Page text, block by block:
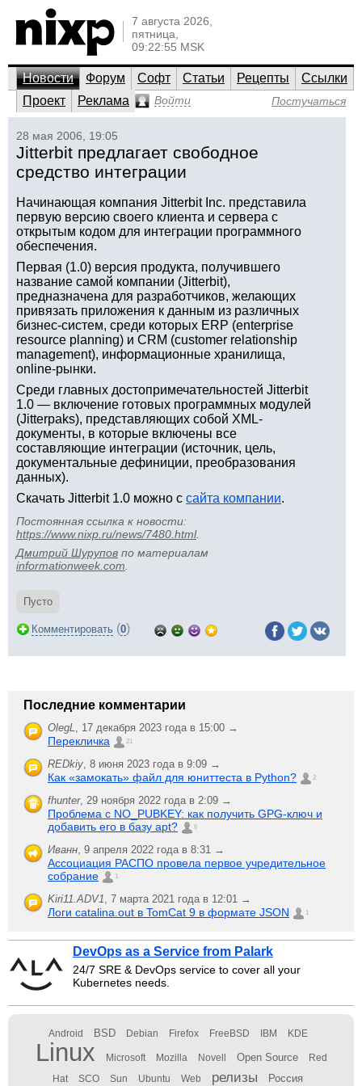
7 августа 2026,
пятница,
09:22:55 MSK
Новости Форум Софт Статьи Рецепты
Ссылки
Проект
Реклама Войти Постучаться
28 мая 2006, 19:05
Jitterbit предлагает свободное
средство интеграции
Начинающая компания Jitterbit Inc. представила
первую версию своего клиента и сервера с
открытым кодом для интеграции программного
обеспечения.
Первая (1.0) версия продукта, получившего
название самой компании (Jitterbit),
предназначена для разработчиков, желающих
привязать приложения к данным из различных
бизнес-систем, среди которых ERP (enterprise
resource planning) и CRM (customer relationship
management), информационные хранилища,
online-рынки.
Среди главных достопримечательностей Jitterbit
1.0 — включение готовых программных модулей
(Jitterpaks), представляющих собой XML-
документы, в которые включены все
составляющие интеграции (источник, цель,
документальные дефиниции, преобразования
данных).
Скачать Jitterbit 1.0 можно с сайта компании.
Постоянная ссылка к новости:
https://www.nixp.ru/news/7480.html.
Дмитрий Шурупов по материалам
informationweek.com
Пусто
Комментировать (0)
Последние комментарии
OlegL, 17 декабря 2023 года в 15:00 →
Перекличка 21
REDkiy, 8 июня 2023 года в 9:09 →
Как «замокать» файл для юниттеста в Python? 2
fhunter, 29 ноября 2022 года в 2:09 →
Проблема с NO_PUBKEY: как получить GPG-ключ и
добавить его в базу apt?
6
Иванн, 9 апреля 2022 года в 8:31 →
Ассоциация РАСПО провела первое учредительное
собрание
1
Kiri11.ADV1, 7 марта 2021 года в 12:01 →
Логи catalina.out в TomCat 9 в формате JSON 1
DevOps as a Service from Palark
24/7 SRE & DevOps service to cover all your
Kubernetes needs.
Android BSD Debian Firefox FreeBSD IBM KDE
Linux Microsoft Mozilla Novell Open Source Red
Hat SCO Sun Ubuntu Web релизы Россия